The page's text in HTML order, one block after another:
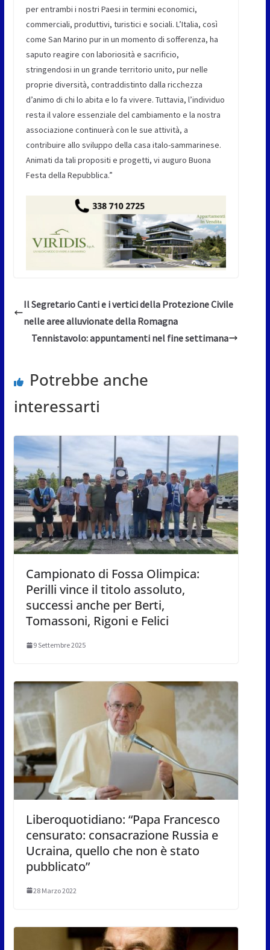
per entrambi i nostri Paesi in termini economici,
commerciali, produttivi, turistici e sociali. L’Italia, così
come San Marino pur in un momento di sofferenza, ha
saputo reagire con laboriosità e sacrificio,
stringendosi in un grande territorio unito, pur nelle
proprie diversità, contraddistinto dalla ricchezza
d’animo di chi lo abita e lo fa vivere. Tuttavia, l’individuo
resta il valore essenziale del cambiamento e la nostra
associazione continuerà con le sue attività, a
contribuire allo sviluppo della casa italo-sammarinese.
Animati da tali propositi e progetti, vi auguro Buona
Festa della Repubblica.”
Il Segretario Canti e i vertici della Protezione Civile
nelle aree alluvionate della Romagna
Tennistavolo: appuntamenti nel fine settimana
Potrebbe anche
interessarti
Campionato di Fossa Olimpica:
Perilli vince il titolo assoluto,
successi anche per Berti,
Tomassoni, Rigoni e Felici
9 Settembre 2025
Liberoquotidiano: “Papa Francesco
censurato: consacrazione Russia e
Ucraina, quello che non è stato
pubblicato”
28 Marzo 2022